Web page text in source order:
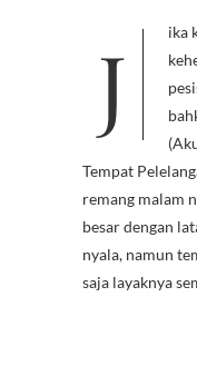
Jika kau sebut pagi adalah
Tempat
remang malam
besar dengan
nyala, namun
saja layaknya